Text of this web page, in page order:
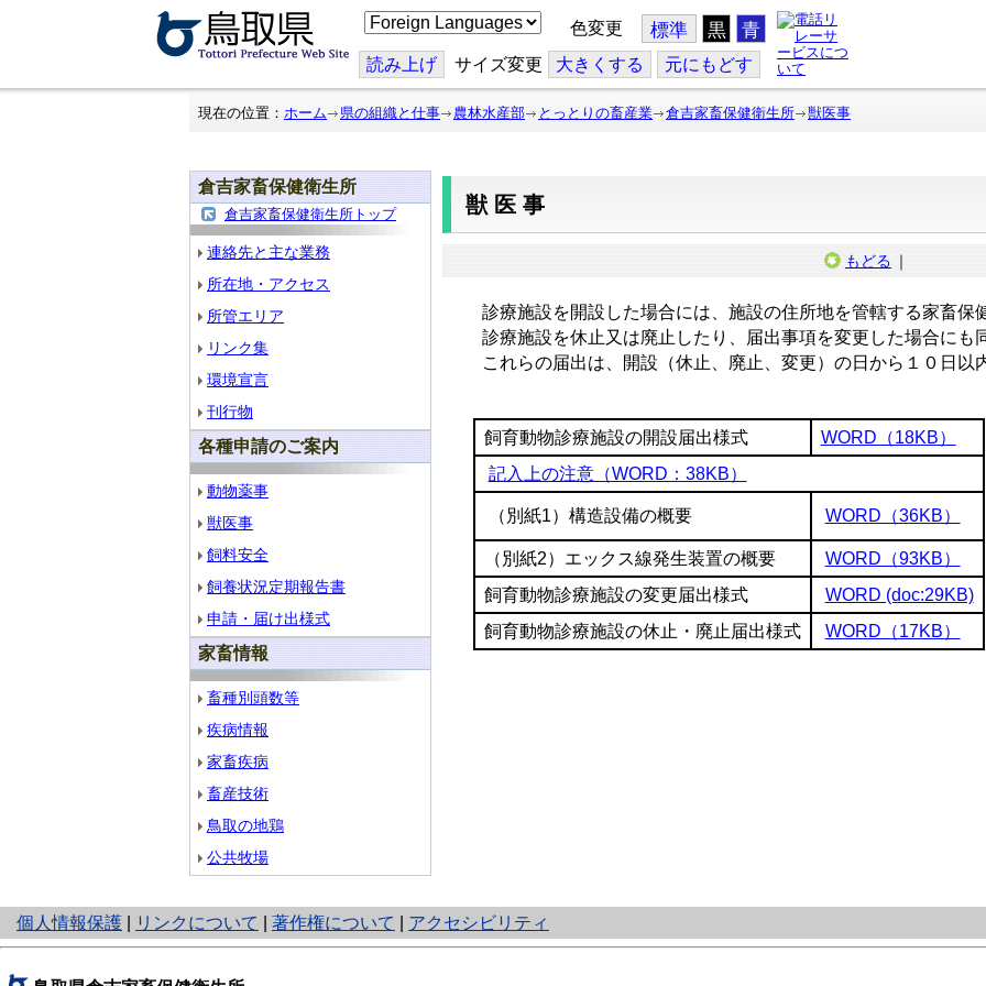
こ
の
ジ
を
翻
色変更 標準 黒 青
読み上げ サイズ変更 大きくする 元にもどす
現在の位置： ホーム 県の組織と仕事 農林水産部 とっとりの畜産業 倉吉家畜保健衛生所 獣医事
倉吉家畜保健衛生所
倉吉家畜保健衛生所トップ
連絡先と主な業務
所在地・アクセス
所管エリア
リンク集
環境宣言
刊行物
各種申請のご案内
動物薬事
獣医事
飼料安全
飼養状況定期報告書
申請・届け出様式
家畜情報
畜種別頭数等
疾病情報
家畜疾病
畜産技術
鳥取の地鶏
公共牧場
獣医事
もどる ｜
診療施設を開設した場合には、施設の住所地を管轄する家畜保
診療施設を休止又は廃止したり、届出事項を変更した場合にも
これらの届出は、開設（休止、廃止、変更）の日から１０日以
飼育動物診療施設の開設届出様式
WORD（18KB）
記入上の注意（WORD：38KB）
（別紙1）構造設備の概要 WORD（36KB）
（別紙2）エックス線発生装置の概要
WORD（93KB）
飼育動物診療施設の変更届出様式
WORD (doc:29KB)
飼育動物診療施設の休止・廃止届出様式
WORD（17KB）
個人情報保護
と
り
リンクについて 著作権について アクセシビリティ